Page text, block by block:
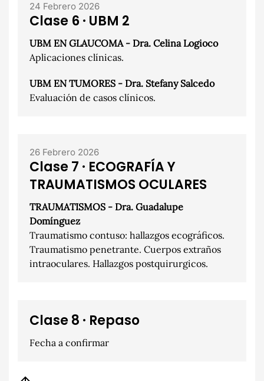
24 Febrero 2026
Clase 6 · UBM 2
UBM EN GLAUCOMA - Dra. Celina Logioco
Aplicaciones clínicas.
UBM EN TUMORES - Dra. Stefany Salcedo
Evaluación de casos clínicos.
26 Febrero 2026
Clase 7 · ECOGRAFÍA Y
TRAUMATISMOS OCULARES
TRAUMATISMOS - Dra. Guadalupe
Domínguez
Traumatismo contuso: hallazgos ecográficos.
Traumatismo penetrante. Cuerpos extraños
intraoculares. Hallazgos postquirurgicos.
Clase 8 · Repaso
Fecha a confirmar